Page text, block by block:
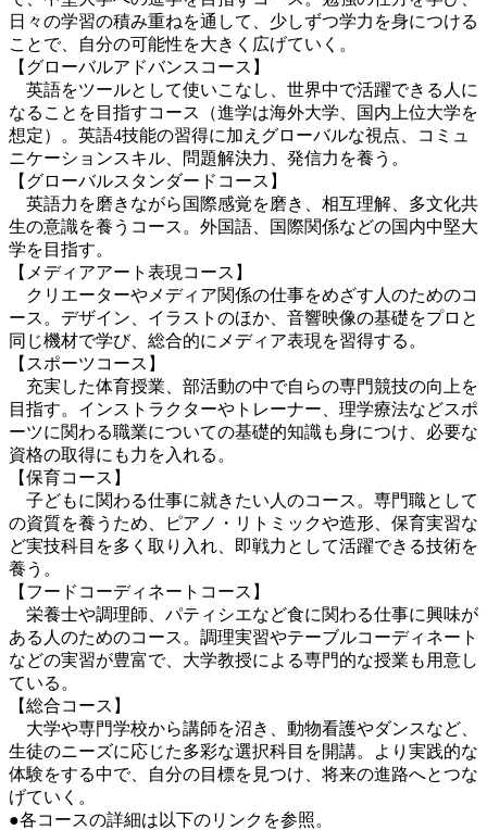
日々の学習の積み重ねを通して、少しずつ学力を身につける
ことで、自分の可能性を大きく広げていく。
【グローバルアドバンスコース】
英語をツールとして使いこなし、世界中で活躍できる人に
なることを目指すコース（進学は海外大学、国内上位大学を
想定）。英語4技能の習得に加えグローバルな視点、コミュ
ニケーションスキル、問題解決力、発信力を養う。
【グローバルスタンダードコース】
英語力を磨きながら国際感覚を磨き、相互理解、多文化共
生の意識を養うコース。外国語、国際関係などの国内中堅大
学を目指す。
【メディアアート表現コース】
クリエーターやメディア関係の仕事をめざす人のためのコ
ース。デザイン、イラストのほか、音響映像の基礎をプロと
同じ機材で学び、総合的にメディア表現を習得する。
【スポーツコース】
充実した体育授業、部活動の中で自らの専門競技の向上を
目指す。インストラクターやトレーナー、理学療法などスポ
ーツに関わる職業についての基礎的知識も身につけ、必要な
資格の取得にも力を入れる。
【保育コース】
子どもに関わる仕事に就きたい人のコース。専門職として
の資質を養うため、ピアノ・リトミックや造形、保育実習な
ど実技科目を多く取り入れ、即戦力として活躍できる技術を
養う。
【フードコーディネートコース】
栄養士や調理師、パティシエなど食に関わる仕事に興味が
ある人のためのコース。調理実習やテーブルコーディネート
などの実習が豊富で、大学教授による専門的な授業も用意し
ている。
【総合コース】
大学や専門学校から講師を沼き、動物看護やダンスなど、
生徒のニーズに応じた多彩な選択科目を開講。より実践的な
体験をする中で、自分の目標を見つけ、将来の進路へとつな
げていく。
●各コースの詳細は以下のリンクを参照。